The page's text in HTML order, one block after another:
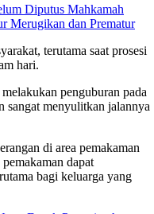
Diputus Mahkamah
Merugikan dan Prematur
terutama saat prosesi
hari.
penguburan pada
sangat menyulitkan jalannya
di area pemakaman
dapat
bagi keluarga yang